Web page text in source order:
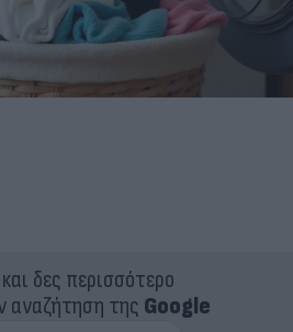
δες περισσότερο
αναζήτηση της Google